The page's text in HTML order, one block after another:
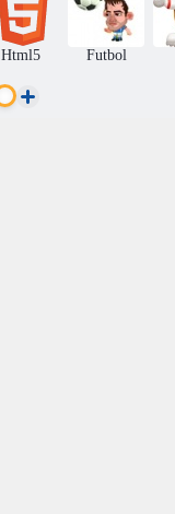
Maymunu
Sevindir: Aşama
449
Html5 Futbol